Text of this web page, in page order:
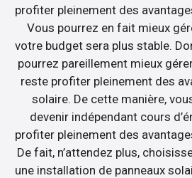
profiter pleinement des
Vous pourrez en fait mieux
votre budget sera plus stable.
pourrez pareillement mieux
reste profiter pleinement des
solaire. De cette manière,
devenir indépendant cours
profiter pleinement des
De fait, n’attendez plus,
une installation de panneaux